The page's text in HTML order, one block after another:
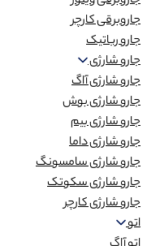
جاروبرقی کارچر
جارو رباتیک
جارو شارژی
جارو شارژی آاگ
جارو شارژی بوش
جارو شارژی بیم
جارو شارژی داما
جارو شارژی سامسونگ
جارو شارژی سکوتک
جارو شارژی کارچر
اتو